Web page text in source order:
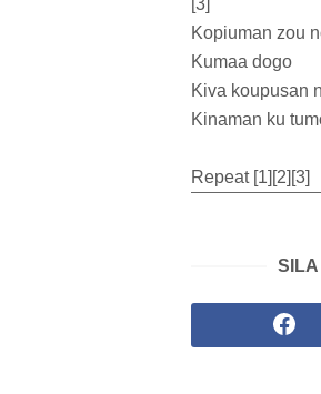
[3]
Kopiuman zou
Kumaa dogo
Kiva koupusan
Kinaman ku
Repeat [1][2][3]